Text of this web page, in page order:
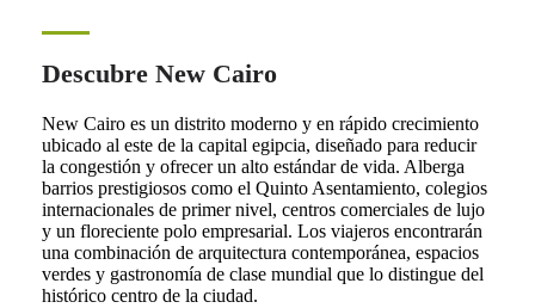
Descubre New Cairo
New Cairo es un distrito moderno y en rápido crecimiento
ubicado al este de la capital egipcia, diseñado para reducir
la congestión y ofrecer un alto estándar de vida. Alberga
barrios prestigiosos como el Quinto Asentamiento, colegios
internacionales de primer nivel, centros comerciales de lujo
y un floreciente polo empresarial. Los viajeros encontrarán
una combinación de arquitectura contemporánea, espacios
verdes y gastronomía de clase mundial que lo distingue del
histórico centro de la ciudad.